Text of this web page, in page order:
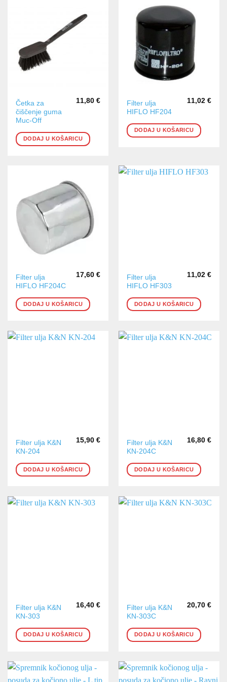
Četka za
čiščenje guma
Muc-Off
11,80 €
DODAJ U KOŠARICU
Filter ulja
HIFLO HF204
11,02 €
DODAJ U KOŠARICU
Filter ulja
HIFLO HF204C
17,60 €
DODAJ U KOŠARICU
Filter ulja
HIFLO HF303
11,02 €
DODAJ U KOŠARICU
Filter ulja K&N
KN-204
15,90 €
DODAJ U KOŠARICU
Filter ulja K&N
KN-204C
16,80 €
DODAJ U KOŠARICU
Filter ulja K&N
KN-303
16,40 €
DODAJ U KOŠARICU
Filter ulja K&N
KN-303C
20,70 €
DODAJ U KOŠARICU